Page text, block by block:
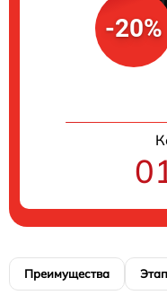
-20%
Преимущества